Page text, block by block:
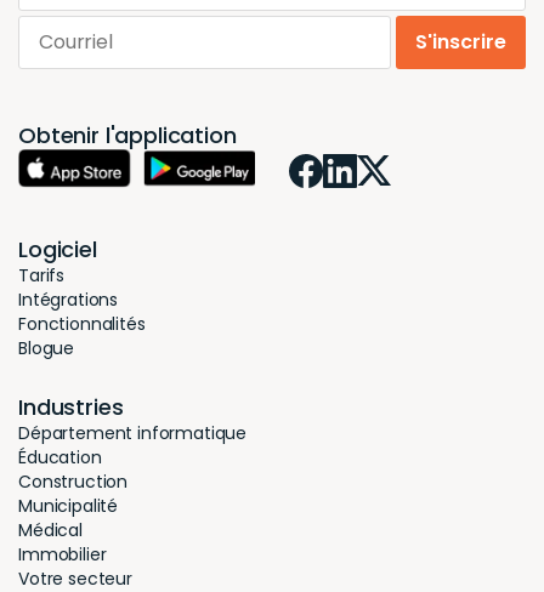
Courriel
S'inscrire
Obtenir l'application
Logiciel
Tarifs
Intégrations
Fonctionnalités
Blogue
Industries
Département informatique
Éducation
Construction
Municipalité
Médical
Immobilier
Votre secteur